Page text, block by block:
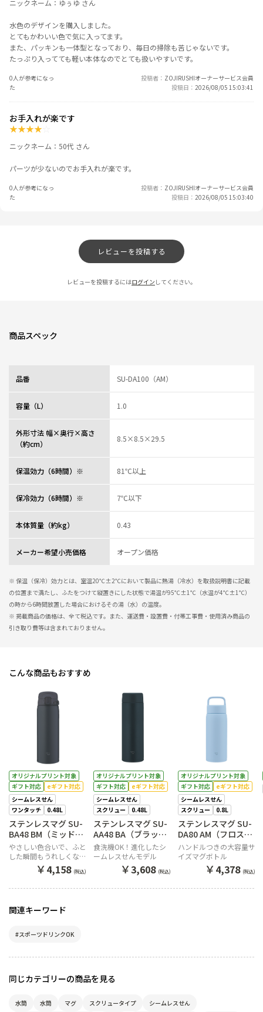
ニックネーム：ゆぅゆ さん
水色のデザインを購入しました。
とてもかわいい色で気に入ってます。
また、パッキンも一体型となっており、毎日の掃除も苦じゃないです。
たっぷり入ってても軽い本体なのでとても扱いやすいです。
0人が参考になっ
た
投稿者
ZOJIRUSHIオーナーサービス会員
投稿日
2026/08/05 15:03:41
お手入れが楽です
★★★★
ニックネーム：50代 さん
パーツが少ないのでお手入れが楽です。
0人が参考になっ
た
投稿者
ZOJIRUSHIオーナーサービス会員
投稿日
2026/08/05 15:03:40
レビューを投稿する
レビューを投稿するにはログイン してください。
商品スペック
品番 SU-DA100（AM）
容量（L） 1.0
外形寸法 幅×奥行×高さ
（約cm）
8.5×8.5×29.5
保温効力（6時間）※ 81℃以上
保冷効力（6時間）※ 7℃以下
本体質量（約kg） 0.43
メーカー希望小売価格 オープン価格
※ 保温（保冷）効力とは、室温20℃±2℃において製品に熱湯（冷水）を取扱説明書に記載
の位置まで満たし、ふたをつけて縦置きにした状態で湯温が95℃±1℃（水温が4℃±1℃）
の時から6時間放置した場合におけるその湯（水）の温度。
※ 掲載商品の価格は、全て税込です。また、運送費・設置費・付帯工事費・使用済み商品の
引き取り費等は含まれておりません。
こんな商品もおすすめ
オリジナルプリント対象
ギフト対応
eギフト対応
シームレスせん
ワンタッチ
0.48L
ステンレスマグ SU-
BA48 BM（ミッドナ
イトブラック）
やさしい色合いで、ふと
した瞬間もうれしくなる
ワタシにちょうどいいワ
ンタッチマグ。
￥4,158 (税込)
オリジナルプリント対象
ギフト対応
eギフト対応
シームレスせん
スクリュー
0.48L
ステンレスマグ SU-
AA48 BA（ブラッ
ク）
食洗機OK！進化したシ
ームレスせんモデル
￥3,608 (税込)
オリジナルプリント対象
ギフト対応
eギフト対応
シームレスせん
スクリュー
0.8L
ステンレスマグ SU-
DA80 AM（フロスト
ブルー）
ハンドルつきの大容量サ
イズマグボトル
￥4,378 (税込)
関連キーワード
#スポーツドリンクOK
同じカテゴリーの商品を見る
水筒 水筒 マグ スクリュータイプ
シームレスせん